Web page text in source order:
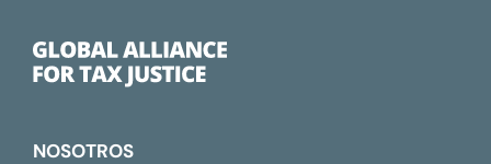
NOSOTROS